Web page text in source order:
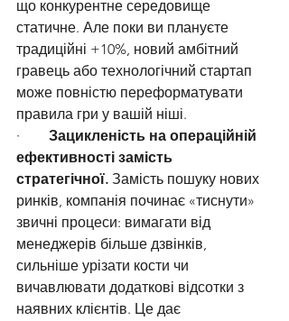
що конкурентне середовище
статичне. Але поки ви плануєте
традиційні +10%, новий амбітний
гравець або технологічний стартап
може повністю переформатувати
правила гри у вашій ніші.
· Зацикленість на операційній
ефективності замість
стратегічної. Замість пошуку нових
ринків, компанія починає «тиснути»
звичні процеси: вимагати від
менеджерів більше дзвінків,
сильніше урізати кости чи
вичавлювати додаткові відсотки з
наявних клієнтів. Це дає